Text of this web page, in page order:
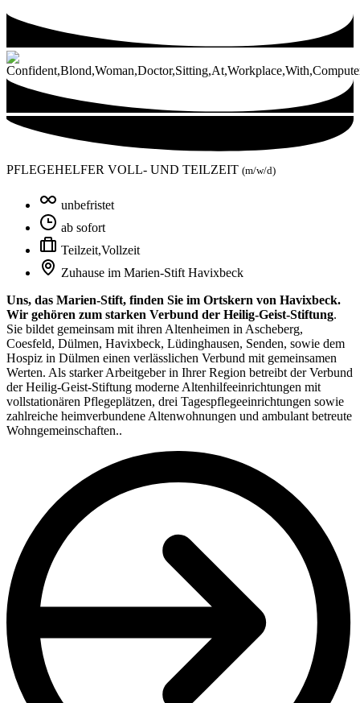
PFLEGEHELFER VOLL- UND TEILZEIT (m/w/d)
unbefristet
ab sofort
Teilzeit,Vollzeit
Zuhause im Marien-Stift Havixbeck
Uns, das Marien-Stift, finden Sie im Ortskern von Havixbeck.
Wir gehören zum starken Verbund der Heilig-Geist-Stiftung.
Sie bildet gemeinsam mit ihren Altenheimen in Ascheberg,
Coesfeld, Dülmen, Havixbeck, Lüdinghausen, Senden, sowie dem
Hospiz in Dülmen einen verlässlichen Verbund mit gemeinsamen
Werten. Als starker Arbeitgeber in Ihrer Region betreibt der Verbund
der Heilig-Geist-Stiftung moderne Altenhilfeeinrichtungen mit
vollstationären Pflegeplätzen, drei Tagespflegeeinrichtungen sowie
zahlreiche heimverbundene Altenwohnungen und ambulant betreute
Wohngemeinschaften..